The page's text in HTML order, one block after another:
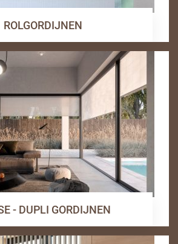
ROLGORDIJNEN
- DUPLI GORDIJNEN